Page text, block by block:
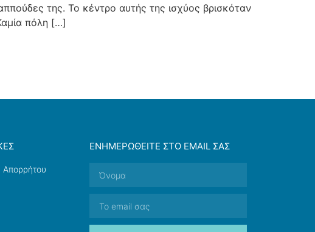
της. Το κέντρο αυτής της ισχύος βρισκόταν
πόλη […]
Απορρήτου
ΕΝΗΜΕΡΩΘΕΊΤΕ ΣΤΟ EMAIL ΣΑΣ